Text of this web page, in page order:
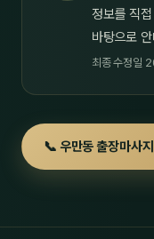
정보를 직
바탕으로
최종 수정일
📞 우만동 출장마